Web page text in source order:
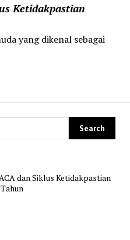
Ketidakpastian
yang dikenal sebagai
dan Siklus Ketidakpastian